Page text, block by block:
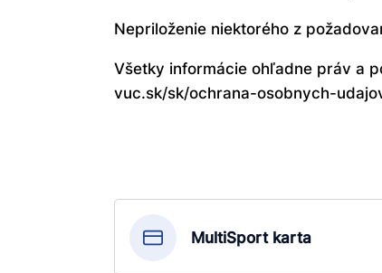
Nepriloženie niektorého z
Všetky informácie ohľadne práv a
vuc.sk/sk/ochrana-osobnych-
MultiSport karta